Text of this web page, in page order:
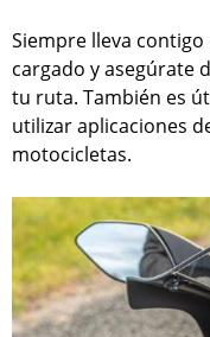
Siempre lleva
cargado y asegúrate
tu ruta. También es
utilizar aplicaciones
motocicletas.